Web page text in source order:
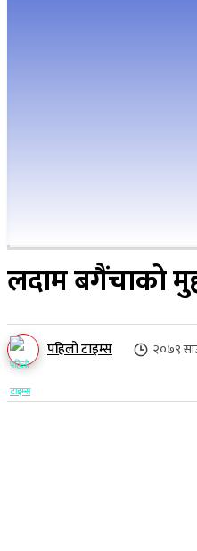
लदाम बगैंचाको
पहिलो टाइम्स २०७९